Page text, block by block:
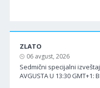
ZLATO
06 avgust, 2026
Sedmični specijalni
AVGUSTA U 13:30 GMT+1: